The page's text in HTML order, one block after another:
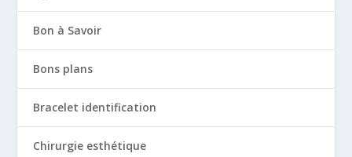
Bon à Savoir
Bons plans
Bracelet identification
Chirurgie esthétique